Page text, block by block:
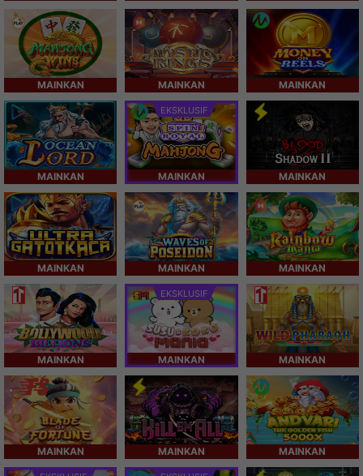
MAINKAN MAINKAN MAINKAN
MAINKAN
EKSKLUSIF
MAINKAN MAINKAN
MAINKAN MAINKAN MAINKAN
MAINKAN
EKSKLUSIF
MAINKAN MAINKAN
MAINKAN MAINKAN MAINKAN